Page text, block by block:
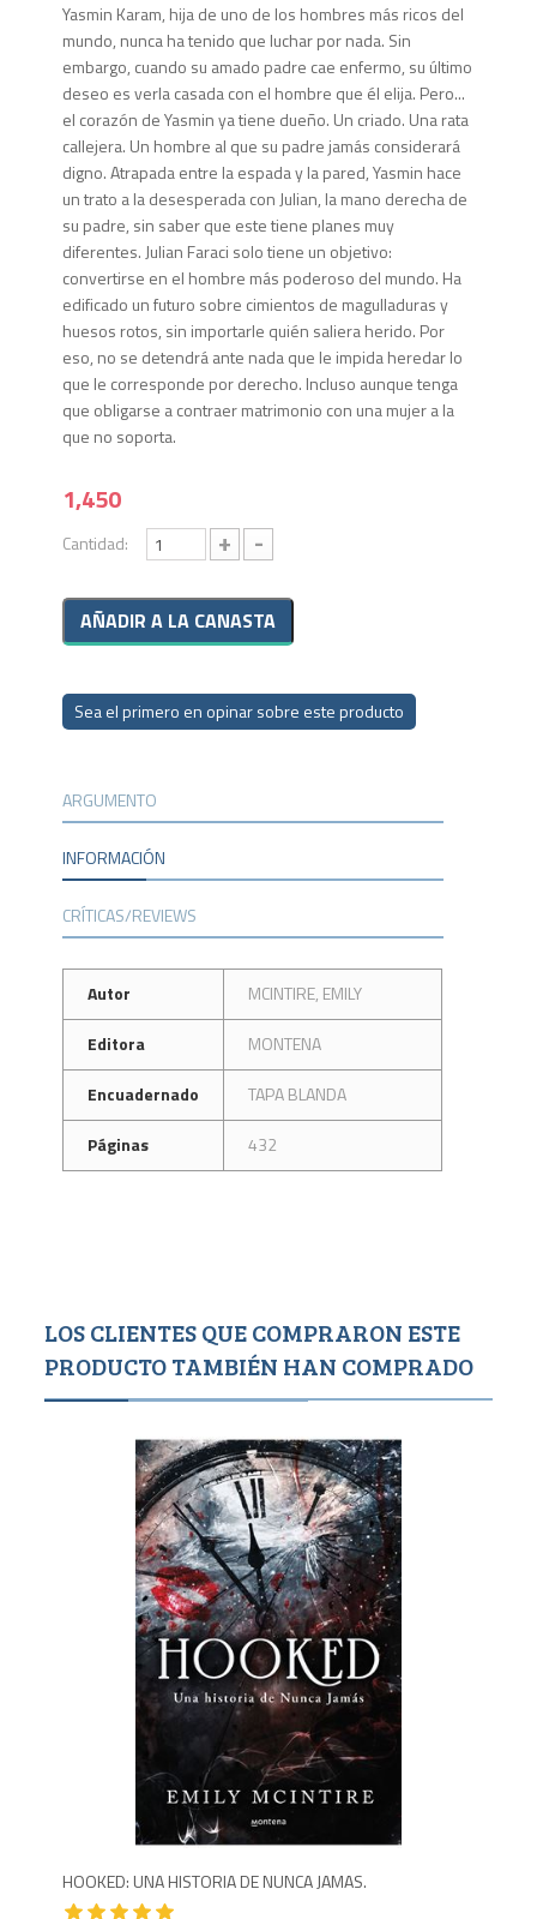
Yasmin Karam, hija de uno de los hombres más ricos del
mundo, nunca ha tenido que luchar por nada. Sin
embargo, cuando su amado padre cae enfermo, su último
deseo es verla casada con el hombre que él elija. Pero...
el corazón de Yasmin ya tiene dueño. Un criado. Una rata
callejera. Un hombre al que su padre jamás considerará
digno. Atrapada entre la espada y la pared, Yasmin hace
un trato a la desesperada con Julian, la mano derecha de
su padre, sin saber que este tiene planes muy
diferentes. Julian Faraci solo tiene un objetivo:
convertirse en el hombre más poderoso del mundo. Ha
edificado un futuro sobre cimientos de magulladuras y
huesos rotos, sin importarle quién saliera herido. Por
eso, no se detendrá ante nada que le impida heredar lo
que le corresponde por derecho. Incluso aunque tenga
que obligarse a contraer matrimonio con una mujer a la
que no soporta.
1,450
Cantidad: + -
Sea el primero en opinar sobre este producto
ARGUMENTO
INFORMACIÓN
CRÍTICAS/REVIEWS
Autor
MCINTIRE, EMILY
Editora
MONTENA
Encuadernado
TAPA BLANDA
Páginas
432
LOS CLIENTES QUE COMPRARON ESTE
PRODUCTO TAMBIÉN HAN COMPRADO
HOOKED: UNA HISTORIA DE NUNCA JAMAS.